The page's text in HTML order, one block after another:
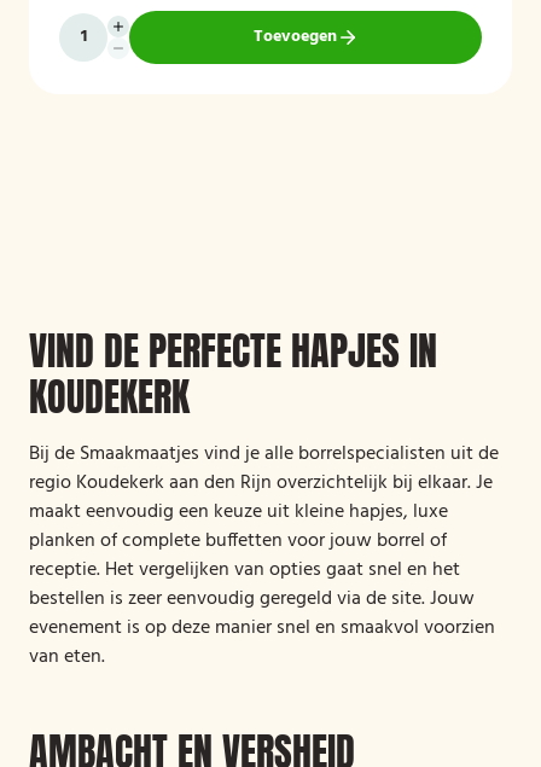
Toevoegen
VIND DE PERFECTE HAPJES IN
KOUDEKERK
Bij de Smaakmaatjes vind je alle borrelspecialisten uit de
regio Koudekerk aan den Rijn overzichtelijk bij elkaar. Je
maakt eenvoudig een keuze uit kleine hapjes, luxe
planken of complete buffetten voor jouw borrel of
receptie. Het vergelijken van opties gaat snel en het
bestellen is zeer eenvoudig geregeld via de site. Jouw
evenement is op deze manier snel en smaakvol voorzien
van eten.
AMBACHT EN VERSHEID